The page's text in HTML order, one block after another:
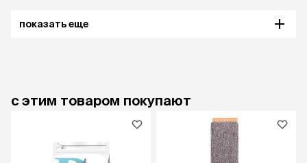
показать еще
с этим товаром покупают